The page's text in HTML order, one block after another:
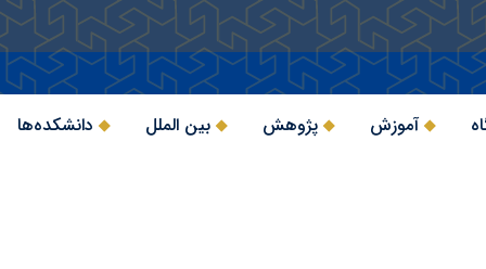
آموزش پژوهش بین الملل دانشکده‌ها